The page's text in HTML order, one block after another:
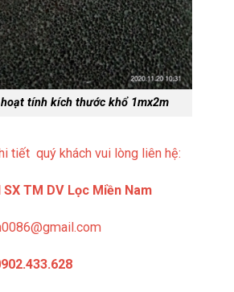
tính kích thước khổ 1mx2m
tiết quý khách vui lòng liên hệ:
TM DV Lọc Miền Nam